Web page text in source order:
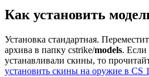
Как установить
Установка стандартная.
архива в папку cstrike/models. Если
устанавливали скины, то
установить скины на оружие в CS